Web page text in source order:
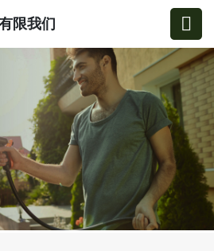
限我们